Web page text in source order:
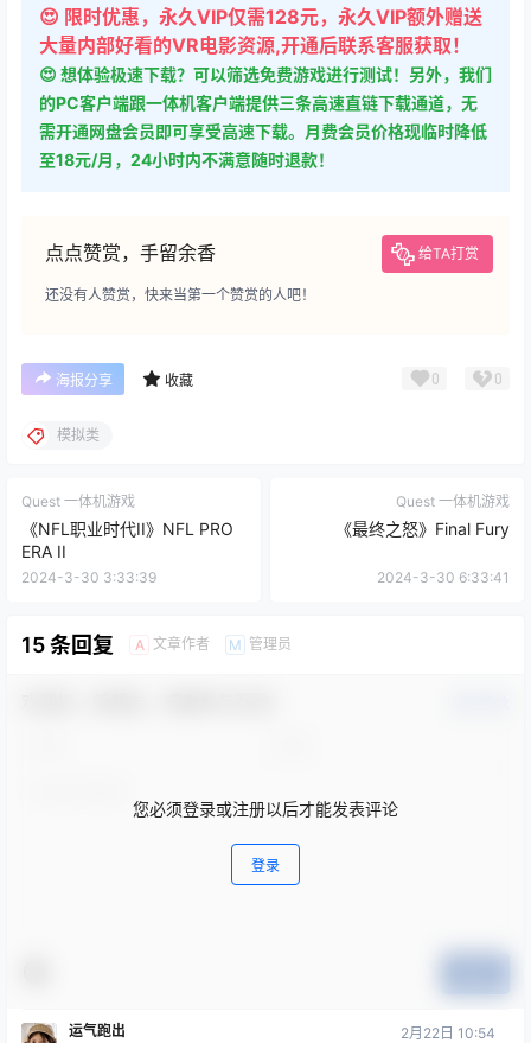
😍 限时优惠，永久VIP仅需128元，永久VIP额外赠送
大量内部好看的VR电影资源,开通后联系客服获取！
😍 想体验极速下载？可以筛选免费游戏进行测试！另外，我们
的PC客户端跟一体机客户端提供三条高速直链下载通道，无
需开通网盘会员即可享受高速下载。月费会员价格现临时降低
至18元/月，24小时内不满意随时退款！
点点赞赏，手留余香 给TA打赏
还没有人赞赏，快来当第一个赞赏的人吧！
海报分享 收藏 0 0
模拟类
Quest 一体机游戏
《NFL职业时代II》NFL PRO
ERA II
2024-3-30 3:33:39
Quest 一体机游戏
《最终之怒》Final Fury
2024-3-30 6:33:41
15 条回复 A 文章作者 M 管理员
您必须登录或注册以后才能发表评论
登录
运气跑出 2月22日 10:54